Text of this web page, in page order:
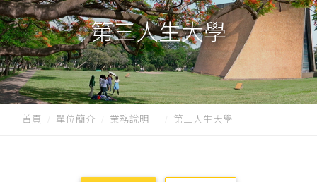
第三人生大學
首頁 單位簡介 業務說明 第三人生大學